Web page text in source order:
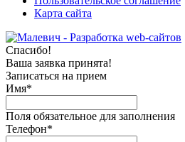
Карта сайта
Спасибо!
Ваша заявка принята!
Записаться на прием
Имя*
Поля обязательное для заполнения
Телефон*